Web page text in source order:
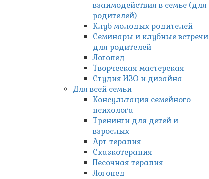
взаимодействия в семье (для
родителей)
Клуб молодых родителей
Семинары и клубные встречи
для родителей
Логопед
Творческая мастерская
Студия ИЗО и дизайна
Для всей семьи
Консультация семейного
психолога
Тренинги для детей и
взрослых
Арт-терапия
Сказкотерапия
Песочная терапия
Логопед